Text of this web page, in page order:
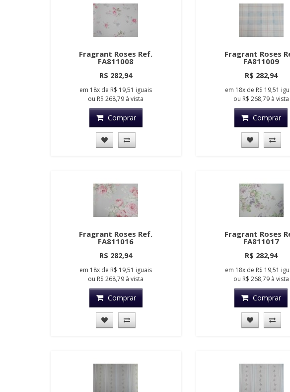
Fragrant Roses Ref.
FA811008
R$ 282,94
em 18x de R$ 19,51 iguais
ou R$ 268,79 à vista
Comprar
Fragrant Roses
FA811009
R$ 282,94
em 18xde R$ 19,51
ou R$ 268,79à vista
Comprar
Fragrant Roses Ref.
FA811016
R$ 282,94
em 18x de R$ 19,51 iguais
ou R$ 268,79 à vista
Comprar
Fragrant Roses
FA811017
R$ 282,94
em 18xde R$ 19,51
ou R$ 268,79à vista
Comprar